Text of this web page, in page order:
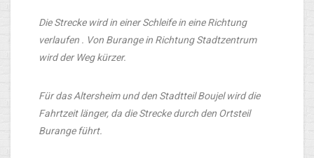
Die Strecke wird in einer Schleife in eine Richtung
verlaufen . Von Burange in Richtung Stadtzentrum
wird der Weg kürzer.
Für das Altersheim und den Stadtteil Boujel wird die
Fahrtzeit länger, da die Strecke durch den Ortsteil
Burange führt.